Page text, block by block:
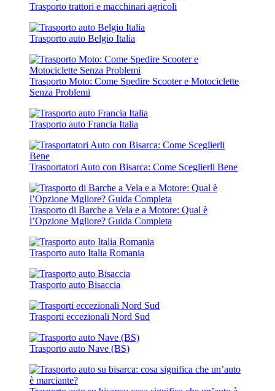
Trasporto trattori e macchinari agricoli
Trasporto auto Belgio Italia
Trasporto Moto: Come Spedire Scooter e Motociclette
Senza Problemi
Trasporto auto Francia Italia
Trasportatori Auto con Bisarca: Come Sceglierli Bene
Trasporto di Barche a Vela e a Motore: Qual è
l’Opzione Mgliore? Guida Completa
Trasporto auto Italia Romania
Trasporto auto Bisaccia
Trasporti eccezionali Nord Sud
Trasporto auto Nave (BS)